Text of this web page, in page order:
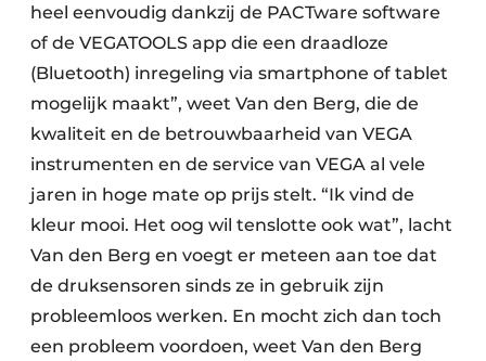
heel eenvoudig dankzij de PACTware software
of de VEGATOOLS app die een draadloze
(Bluetooth) inregeling via smartphone of tablet
mogelijk maakt”, weet Van den Berg, die de
kwaliteit en de betrouwbaarheid van VEGA
instrumenten en de service van VEGA al vele
jaren in hoge mate op prijs stelt. “Ik vind de
kleur mooi. Het oog wil tenslotte ook wat”, lacht
Van den Berg en voegt er meteen aan toe dat
de druksensoren sinds ze in gebruik zijn
probleemloos werken. En mocht zich dan toch
een probleem voordoen, weet Van den Berg